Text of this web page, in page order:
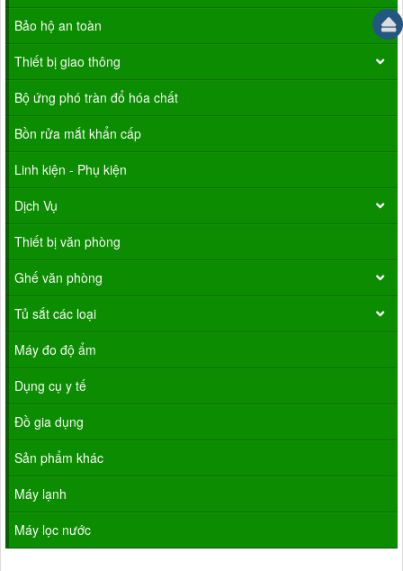
Bảo hộ an toàn
Thiết bị giao thông
Bộ ứng phó tràn đổ hóa chất
Bồn rửa mắt khẩn cấp
Linh kiện - Phụ kiện
Dịch Vụ
Thiết bị văn phòng
Ghế văn phòng
Tủ sắt các loại
Máy đo độ ẩm
Dụng cụ y tế
Đồ gia dụng
Sản phẩm khác
Máy lạnh
Máy lọc nước